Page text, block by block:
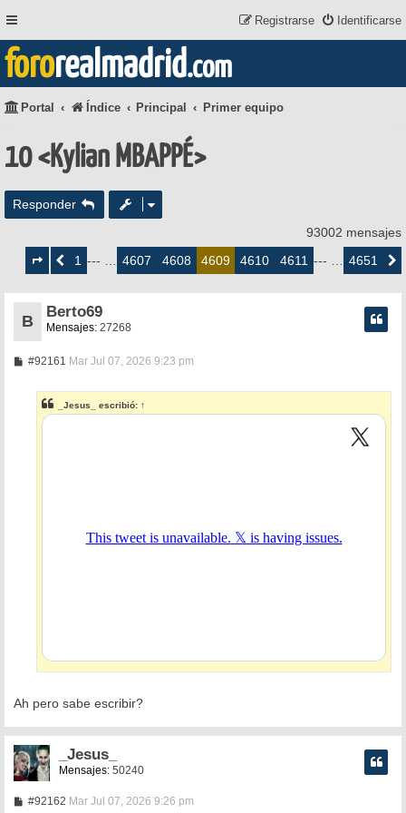
Identificarse
Registrarse
fororealmadrid.com
Portal Índice Principal Primer equipo
10 <Kylian MBAPPÉ>
Responder
93002 mensajes
deAnterior1 --- … 4607 4608 4609 4610 4611 --- … 4651
B
Berto69
Mensajes: 27268
#92161 M
a
Mar Jul 07, 2026 9:23 pm
_Jesus_ escribió: ↑
Ah pero sabe escribir?
_Jesus_
Mensajes: 50240
#92162MMar Jul 07, 2026 9:26 pm